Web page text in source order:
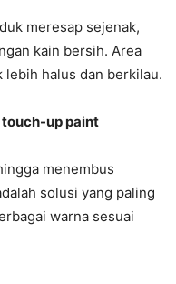
meresap sejenak,
kain bersih. Area
lebih halus dan berkilau.
up paint
menembus
solusi yang paling
warna sesuai